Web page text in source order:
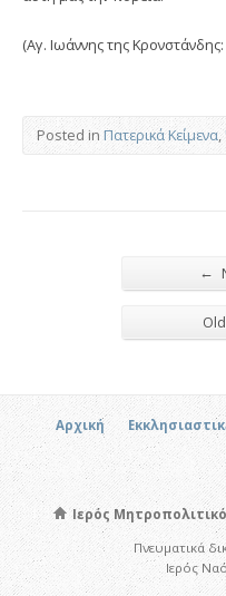
(Αγ. Ιωάννης της
Posted in Πατερικά Κείμενα,
←
Αρχική
Ιερός
Πνευματικά
Ιερός